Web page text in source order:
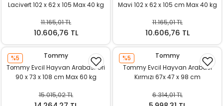
Lacivert 102 x 62 x 105 Max 40 kg
11.165,01 TL
10.606,76 TL
Mavi 102 x 62 x 105 cm Max 40 kg
11.165,01 TL
10.606,76 TL
%5
Tommy
Tommy Evcil Hayvan Arabası Gri
90 x 73 x 108 cm Max 60 kg
15.015,02 TL
%5
Tommy
Tommy Evcil Hayvan Arabası
Kırmızı 67x 47 x 98 cm
6.314,01 TL